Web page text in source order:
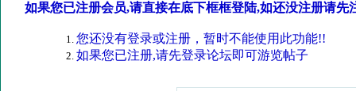
如果您已注册会员,请直接在底下框框登陆,如还没注册请先
您还没有登录或注册，暂时不能使用此功能!!
如果您已注册,请先登录论坛即可游览帖子